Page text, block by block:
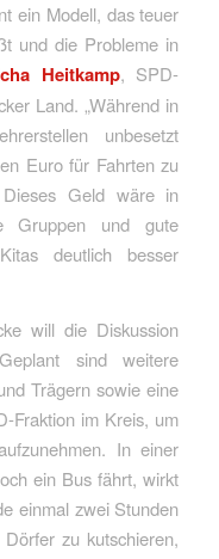
ein Modell, das teuer
und die Probleme in
Heitkamp, SPD-
Land. „Während in
unbesetzt
Euro für Fahrten zu
Dieses Geld wäre in
Gruppen und gute
deutlich besser
will die Diskussion
sind weitere
Trägern sowie eine
Fraktion im Kreis, um
In einer
ein Bus fährt, wirkt
einmal zwei Stunden
zu kutschieren,